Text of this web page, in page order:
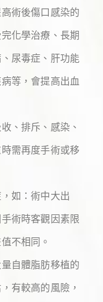
術後傷口感染的
化學治療、長期
尿毒症、肝功能
等，會提高出血
、排斥、感染、
需再度手術或移
如：術中大出
術時客觀因素限
不相同。
自體脂肪移植的
有較高的風險，